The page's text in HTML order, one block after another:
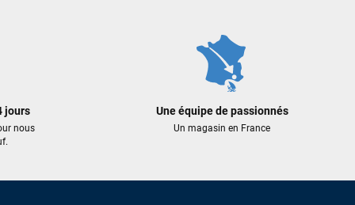
jours
nous
Une équipe de passionnés
Un magasin en France